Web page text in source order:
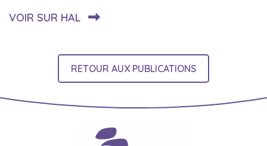
VOIR SUR HAL
RETOUR AUX PUBLICATIONS